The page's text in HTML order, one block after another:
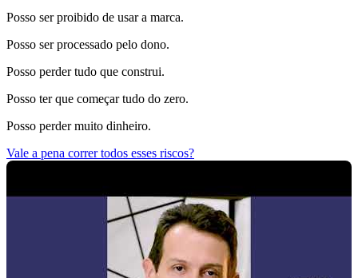
Posso ser proibido de usar a marca.
Posso ser processado pelo dono.
Posso perder tudo que construi.
Posso ter que começar tudo do zero.
Posso perder muito dinheiro.
Vale a pena correr todos esses riscos?